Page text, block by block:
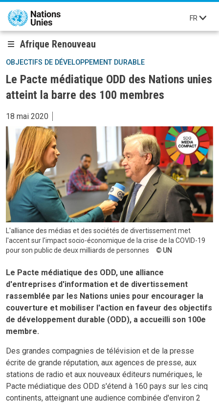
Aller au contenu principal
FR
Afrique Renouveau
OBJECTIFS DE DÉVELOPPEMENT DURABLE
Le Pacte médiatique ODD des Nations unies
atteint la barre des 100 membres
18 mai 2020
L'alliance des médias et des sociétés de divertissement met
l'accent sur l'impact socio-économique de la crise de la COVID-19
pour son public de deux milliards de personnes
UN
Le Pacte médiatique des ODD, une alliance
d'entreprises d'information et de divertissement
rassemblée par les Nations unies pour encourager la
couverture et mobiliser l'action en faveur des objectifs
de développement durable (ODD), a accueilli son 100e
membre.
Des grandes compagnies de télévision et de la presse
écrite de grande réputation, aux agences de presse, aux
stations de radio et aux nouveaux éditeurs numériques, le
Pacte médiatique des ODD s'étend à 160 pays sur les cinq
continents, atteignant une audience combinée d'environ 2